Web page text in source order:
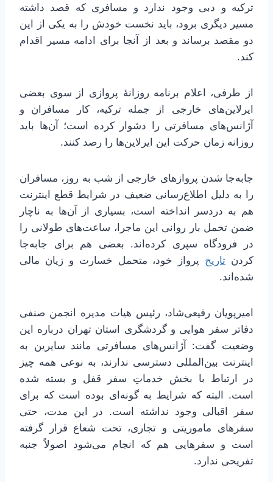
ترکیه و دبی وجود ندارد و مسافری که قصد داشته
مسیر دیگری برود، باید نخست خودش را به یکی از این
دو مقصد برساند و بعد از آنجا برای ادامه مسیر اقدام
کند.
از طرفی، اعلام برنامه روزانۀ پروازی از سوی بعضی
ایرلاین‌های خارجی از جمله ترکیه، کار مسافران و
آژانس‌های مسافرتی را دشوار کرده است؛ آن‌ها باید
روزانه زمان حرکت این ایرلاین‌ها را رصد کنند.
جابه‌جا شدن پروازهای خارجی از شب به روز، مسافران
را به دلیل اطلاع‌رسانی ضعیف در شرایط قطع اینترنت
هم به دردسر انداخته است، بسیاری از آن‌ها به ناچار
ضمن تحمل بار روانی این ماجرا، ساعت‌های طولانی را
در فرودگاه سپری کرده‌اند. بعضی هم برای جابه‌جا
کردن تاریخ پرواز خود، متحمل خسارت و زیان مالی
شده‌اند.
امیرپویان رفیعی‌شاد، رئیس هیات مدیره انجمن صنفی
دفاتر سفر هوایی و گردشگری استان تهران درباره این
وضعیت گفت: آژانس‌های مسافرتی مانند سایرین به
اینترنت بین‌المللی دسترسی ندارند، به نوعی همه چیز
در ارتباط با بخش خدماتِ سفر قفل و بسته شده
است. البته که شرایط به گونه‌ای بوده است که برای
سفر اقبالی وجود نداشته است. در این مدت، حتی
سفرهای ماموریتی و تجاری، تحت شعاع قرار گرفته
است و سفرهایی هم که انجام می‌شود اصولاً جنبه
تفریحی ندارد.